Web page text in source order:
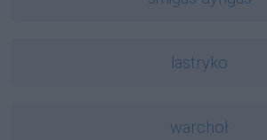
lastryko
warchoł